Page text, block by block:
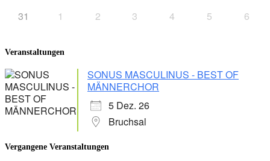
31 1 2 3 4 5 6
Veranstaltungen
SONUS MASCULINUS - BEST OF
MÄNNERCHOR
5 Dez. 26
Bruchsal
Vergangene Veranstaltungen